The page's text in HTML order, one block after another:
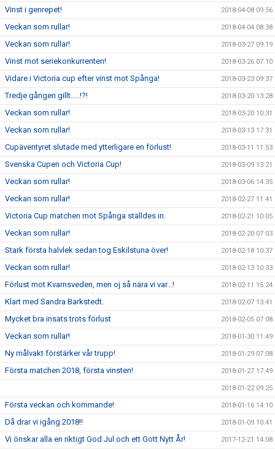
Vinst i genrepet! 2018-04-08 09:56
Veckan som rullar! 2018-04-04 08:38
Veckan som rullar! 2018-03-27 09:19
Vinst mot seriekonkurrenten! 2018-03-26 07:10
Vidare i Victoria cup efter vinst mot Spånga! 2018-03-23 09:37
Tredje gången gillt.....!?! 2018-03-20 13:28
Veckan som rullar! 2018-03-20 10:31
Veckan som rullar! 2018-03-13 17:31
Cupäventyret slutade med ytterligare en förlust! 2018-03-11 11:53
Svenska Cupen och Victoria Cup! 2018-03-09 13:21
Veckan som rullar! 2018-03-06 14:35
Veckan som rullar! 2018-02-27 11:41
Victoria Cup matchen mot Spånga ställdes in. 2018-02-21 10:05
Veckan som rullar! 2018-02-20 07:03
Stark första halvlek sedan tog Eskilstuna över! 2018-02-18 10:37
Veckan som rullar! 2018-02-13 10:33
Förlust mot Kvarnsveden, men oj så nära vi var...! 2018-02-11 15:24
Klart med Sandra Barkstedt. 2018-02-07 13:41
Mycket bra insats trots förlust 2018-02-05 07:08
Veckan som rullar! 2018-01-30 11:49
Ny målvakt förstärker vår trupp! 2018-01-29 07:08
Första matchen 2018, första vinsten! 2018-01-27 17:49
2018-01-22 09:25
Första veckan och kommande! 2018-01-16 14:10
Då drar vi igång 2018!! 2018-01-09 10:41
Vi önskar alla en riktigt God Jul och ett Gott Nytt År! 2017-12-21 14:08